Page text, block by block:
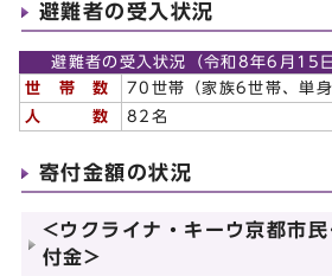
避難者の受入状況
避難者の受入状況（令和8年6月15
世 帯 数
70世帯（家族6世帯、単
人 数
82名
寄付金額の状況
<ウクライナ・キーウ京都市
付金>